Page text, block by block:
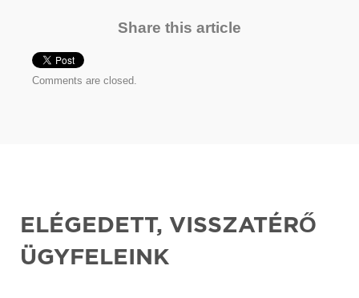
Share this article
Comments are closed.
ELÉGEDETT, VISSZATÉRŐ
ÜGYFELEINK